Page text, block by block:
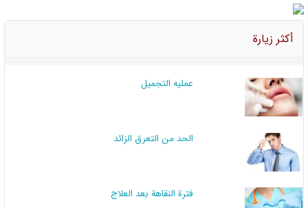
أكثر زيارة
عملیه التجمیل
الحد من التعرق الزائد
فترة النقاهة بعد العلاج